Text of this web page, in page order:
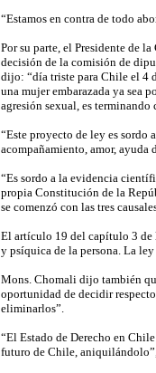
“Estamos en contra de todo
Por su parte, el Presidente de
decisión de la comisión de
dijo: “día triste para Chile el 4
una mujer embarazada ya sea
agresión sexual, es
“Este proyecto de ley es sordo
acompañamiento, amor,
“Es sordo a la evidencia
propia Constitución de la
se comenzó con las tres
El artículo 19 del capítulo 3 de
y psíquica de la persona. La
Mons. Chomali dijo también
oportunidad de decidir
eliminarlos”.
“El Estado de Derecho en
futuro de Chile,